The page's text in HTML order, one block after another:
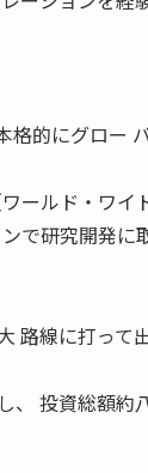
格的にグロー
ールド・ワイ
で研究開発に
路線に打って出
、 投資総額約